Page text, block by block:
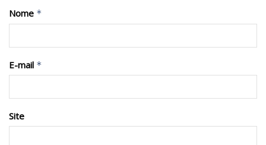
Nome *
E-mail *
Site